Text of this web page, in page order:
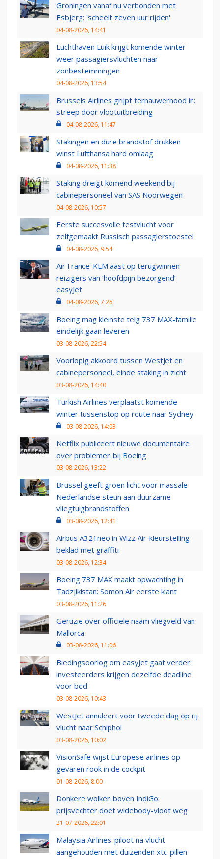
Groningen vanaf nu verbonden met
Esbjerg: 'scheelt zeven uur rijden'
04-08-2026, 14:41
Luchthaven Luik krijgt komende winter
weer passagiersvluchten naar
zonbestemmingen
04-08-2026, 13:54
Brussels Airlines grijpt ternauwernood in:
streep door vlootuitbreiding
04-08-2026, 11:47
Stakingen en dure brandstof drukken
winst Lufthansa hard omlaag
04-08-2026, 11:38
Staking dreigt komend weekend bij
cabinepersoneel van SAS Noorwegen
04-08-2026, 10:57
Eerste succesvolle testvlucht voor
zelfgemaakt Russisch passagierstoestel
04-08-2026, 9:54
Air France-KLM aast op terugwinnen
reizigers van ‘hoofdpijn bezorgend’
easyJet
04-08-2026, 7:26
Boeing mag kleinste telg 737 MAX-familie
eindelijk gaan leveren
03-08-2026, 22:54
Voorlopig akkoord tussen WestJet en
cabinepersoneel, einde staking in zicht
03-08-2026, 14:40
Turkish Airlines verplaatst komende
winter tussenstop op route naar Sydney
03-08-2026, 14:03
Netflix publiceert nieuwe documentaire
over problemen bij Boeing
03-08-2026, 13:22
Brussel geeft groen licht voor massale
Nederlandse steun aan duurzame
vliegtuigbrandstoffen
03-08-2026, 12:41
Airbus A321neo in Wizz Air-kleurstelling
beklad met graffiti
03-08-2026, 12:34
Boeing 737 MAX maakt opwachting in
Tadzjikistan: Somon Air eerste klant
03-08-2026, 11:26
Geruzie over officiële naam vliegveld van
Mallorca
03-08-2026, 11:06
Biedingsoorlog om easyJet gaat verder:
investeerders krijgen dezelfde deadline
voor bod
03-08-2026, 10:43
WestJet annuleert voor tweede dag op rij
vlucht naar Schiphol
03-08-2026, 10:02
VisionSafe wijst Europese airlines op
gevaren rook in de cockpit
01-08-2026, 8:00
Donkere wolken boven IndiGo:
prijsvechter doet widebody-vloot weg
31-07-2026, 22:01
Malaysia Airlines-piloot na vlucht
aangehouden met duizenden xtc-pillen